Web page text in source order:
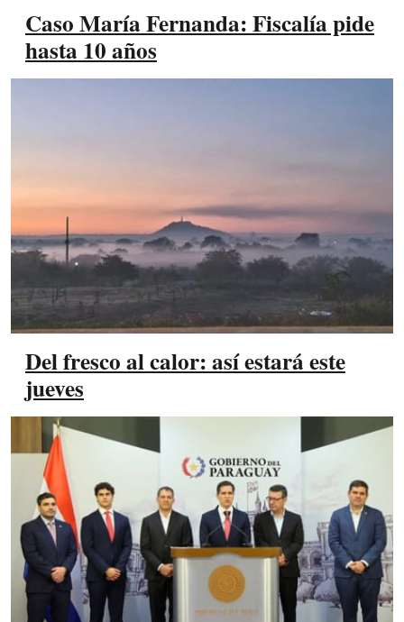
Caso María Fernanda: Fiscalía pide
hasta 10 años
Del fresco al calor: así estará este
jueves